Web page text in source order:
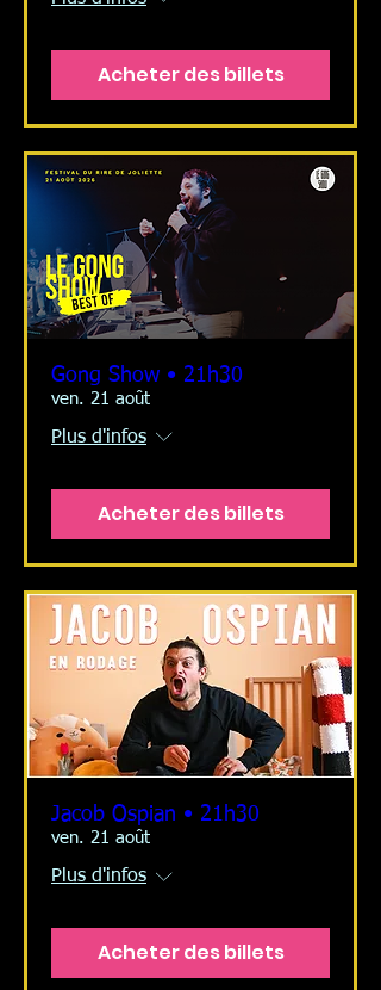
Acheter des billets
Gong Show • 21h30
ven. 21 août
Plus d'infos
Acheter des billets
Jacob Ospian • 21h30
ven. 21 août
Plus d'infos
Acheter des billets